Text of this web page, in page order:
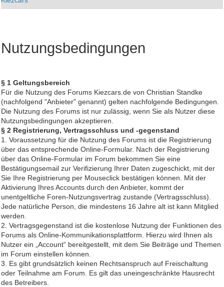
Nutzungsbedingungen
§ 1 Geltungsbereich
Für die Nutzung des Forums Kiezcars.de von Christian Standke
(nachfolgend "Anbieter" genannt) gelten nachfolgende Bedingungen.
Die Nutzung des Forums ist nur zulässig, wenn Sie als Nutzer diese
Nutzungsbedingungen akzeptieren.
§ 2 Registrierung, Vertragsschluss und -gegenstand
1. Voraussetzung für die Nutzung des Forums ist die Registrierung
über das entsprechende Online-Formular. Nach der Registrierung
über das Online-Formular im Forum bekommen Sie eine
Bestätigungsemail zur Verifizierung Ihrer Daten zugeschickt, mit der
Sie Ihre Registrierung per Mouseclick bestätigen können. Mit der
Aktivierung Ihres Accounts durch den Anbieter, kommt der
unentgeltliche Foren-Nutzungsvertrag zustande (Vertragsschluss).
Jede natürliche Person, die mindestens 16 Jahre alt ist kann Mitglied
werden.
2. Vertragsgegenstand ist die kostenlose Nutzung der Funktionen des
Forums als Online-Kommunikationsplattform. Hierzu wird Ihnen als
Nutzer ein „Account“ bereitgestellt, mit dem Sie Beiträge und Themen
im Forum einstellen können.
3. Es gibt grundsätzlich keinen Rechtsanspruch auf Freischaltung
oder Teilnahme am Forum. Es gilt das uneingeschränkte Hausrecht
des Betreibers.